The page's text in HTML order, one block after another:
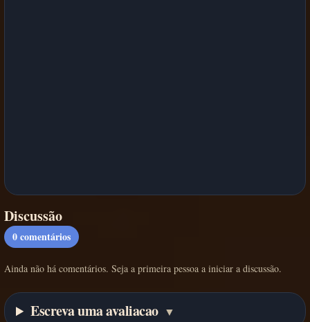
Discussão
0comentários
Ainda não há comentários. Seja a primeira pessoa a iniciar a discussão.
Escreva uma avaliacao ▼